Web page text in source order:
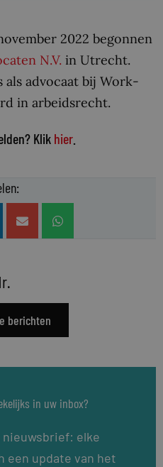
2022 begonnen
N.V. in Utrecht.
als advocaat bij Work-
in arbeidsrecht.
Klik hier
berichten
in uw inbox?
nieuwsbrief: elke
een update van het